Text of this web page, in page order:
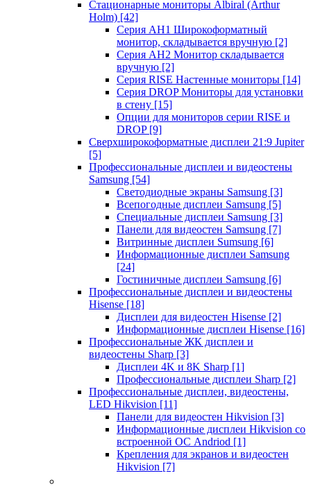
Стационарные мониторы Albiral (Arthur
Holm) [42]
Серия AH1 Широкоформатный
монитор, складывается вручную [2]
Серия AH2 Монитор складывается
вручную [2]
Серия RISE Настенные мониторы [14]
Серия DROP Мониторы для установки
в стену [15]
Опции для мониторов серии RISE и
DROP [9]
Сверхширокоформатные дисплеи 21:9 Jupiter
[5]
Профессиональные дисплеи и видеостены
Samsung [54]
Светодиодные экраны Samsung [3]
Всепогодные дисплеи Samsung [5]
Специальные дисплеи Samsung [3]
Панели для видеостен Samsung [7]
Витринные дисплеи Sumsung [6]
Информационные дисплеи Samsung
[24]
Гостиничные дисплеи Samsung [6]
Профессиональные дисплеи и видеостены
Hisense [18]
Дисплеи для видеостен Hisense [2]
Информационные дисплеи Hisense [16]
Профессиональные ЖК дисплеи и
видеостены Sharp [3]
Дисплеи 4K и 8K Sharp [1]
Профессиональные дисплеи Sharp [2]
Профессиональные дисплеи, видеостены,
LED Hikvision [11]
Панели для видеостен Hikvision [3]
Информационные дисплеи Hikvision со
встроенной ОС Andriod [1]
Крепления для экранов и видеостен
Hikvision [7]